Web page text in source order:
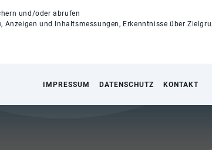
und/oder abrufen
Anzeigen und Inhaltsmessungen, Erkenntnisse über
IMPRESSUM DATENSCHUTZ KONTAKT